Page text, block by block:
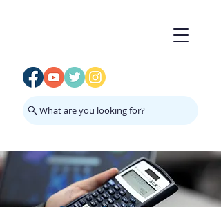
What are you looking for?